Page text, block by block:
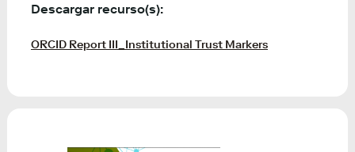
Descargar recurso(s):
ORCID Report III_Institutional Trust Markers